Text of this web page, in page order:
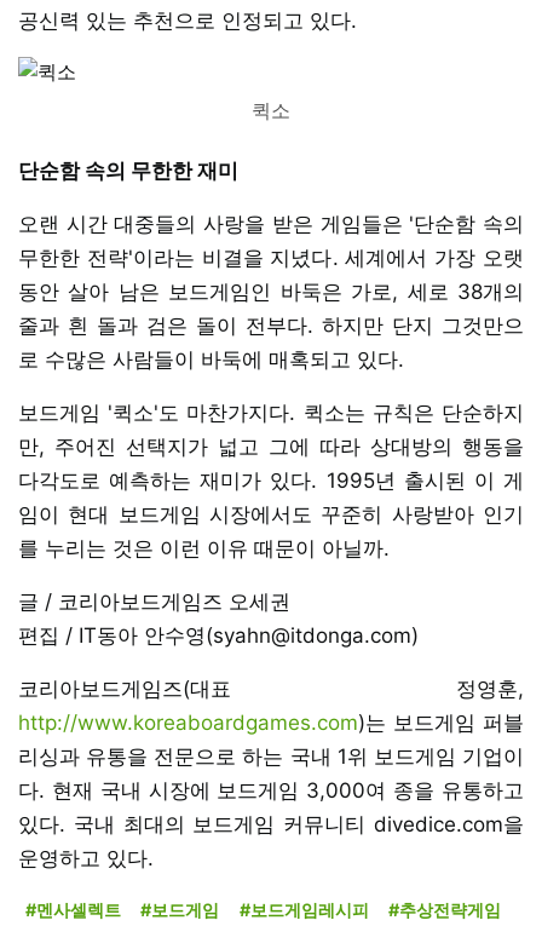
공신력 있는 추천으로 인정되고 있다.
퀵소
단순함 속의 무한한 재미
오랜 시간 대중들의 사랑을 받은 게임들은 '단순함 속의
무한한 전략'이라는 비결을 지녔다. 세계에서 가장 오랫
동안 살아 남은 보드게임인 바둑은 가로, 세로 38개의
줄과 흰 돌과 검은 돌이 전부다. 하지만 단지 그것만으
로 수많은 사람들이 바둑에 매혹되고 있다.
보드게임 '퀵소'도 마찬가지다. 퀵소는 규칙은 단순하지
만, 주어진 선택지가 넓고 그에 따라 상대방의 행동을
다각도로 예측하는 재미가 있다. 1995년 출시된 이 게
임이 현대 보드게임 시장에서도 꾸준히 사랑받아 인기
를 누리는 것은 이런 이유 때문이 아닐까.
글 / 코리아보드게임즈 오세권
편집 / IT동아 안수영(syahn@itdonga.com)
코리아보드게임즈(대표 정영훈,
http://www.koreaboardgames.com)는 보드게임 퍼블
리싱과 유통을 전문으로 하는 국내 1위 보드게임 기업이
다. 현재 국내 시장에 보드게임 3,000여 종을 유통하고
있다. 국내 최대의 보드게임 커뮤니티 divedice.com을
운영하고 있다.
#멘사셀렉트 #보드게임 #보드게임레시피
#추상전략게임